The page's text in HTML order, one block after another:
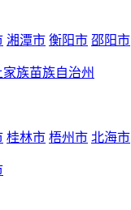
湘潭市 衡阳市 邵阳市
族苗族自治州
桂林市 梧州市 北海市